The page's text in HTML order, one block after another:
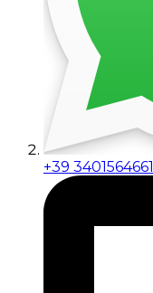
+39 3401564661